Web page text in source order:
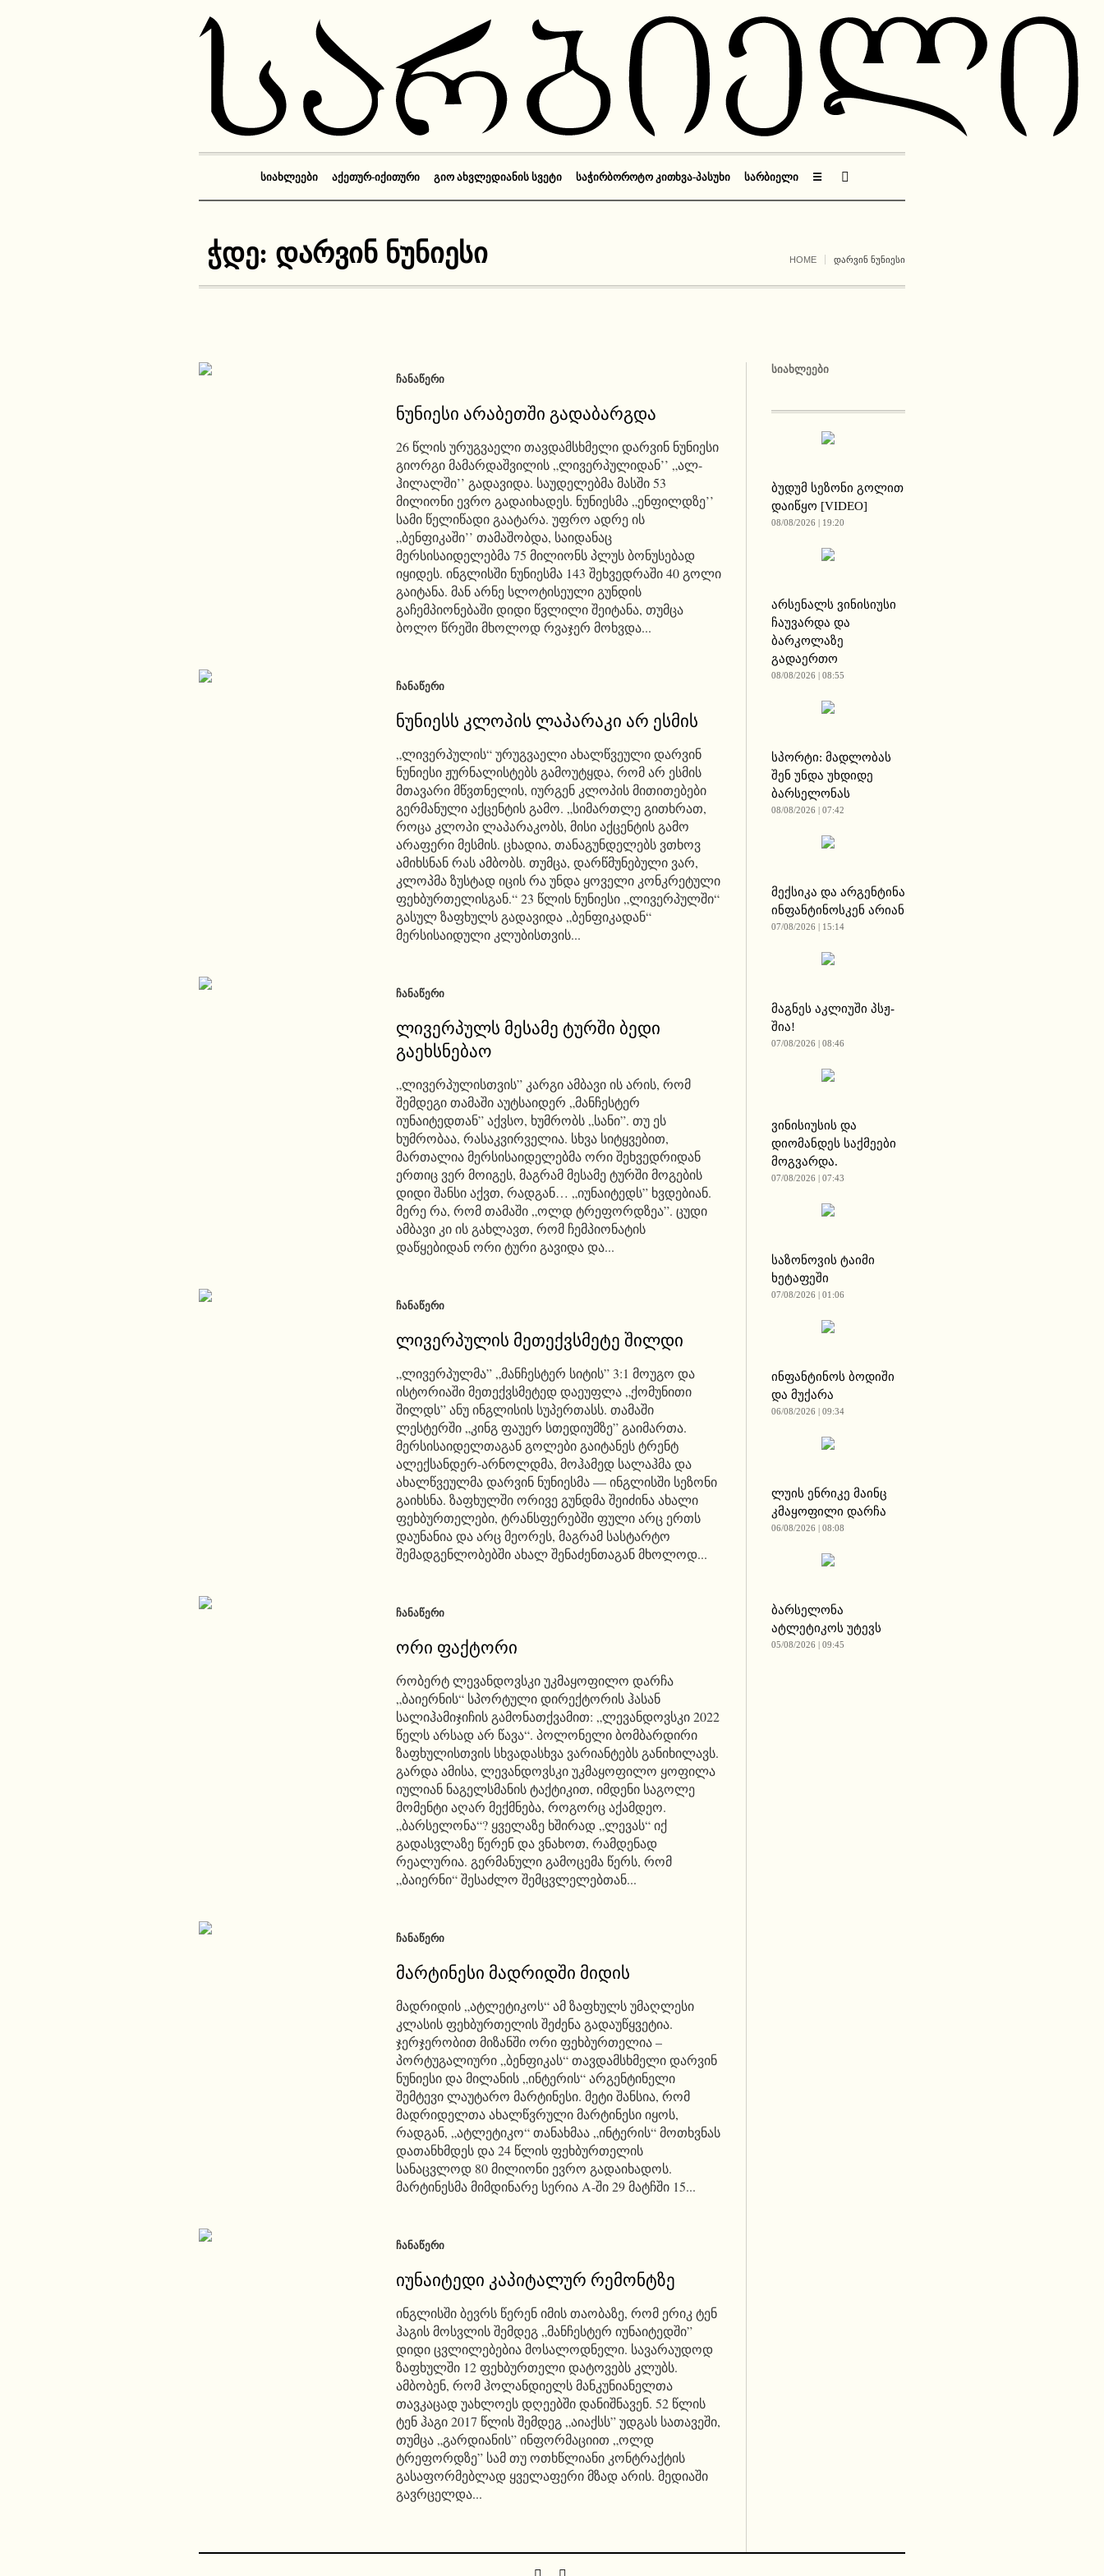
ᲡᲘᲐᲮᲚᲔᲔᲑᲘ ᲐᲥᲔᲗᲣᲠ-ᲘᲥᲘᲗᲣᲠᲘ ᲒᲘᲝ ᲐᲮᲕᲚᲔᲓᲘᲐᲜᲘᲡ ᲡᲕᲔᲢᲘ ᲡᲐᲭᲘᲠᲑᲝᲠᲝᲢᲝ ᲙᲘᲗᲮᲕᲐ-ᲞᲐᲡᲣᲮᲘ ᲡᲐᲠᲑᲘᲔᲚᲘ ☰
ჭდე: დარვინ ნუნიესი HOME ᲓᲐᲠᲕᲘᲜ ᲜᲣᲜᲘᲔᲡᲘ
ᲩᲐᲜᲐᲬᲔᲠᲘ
ნუნიესი არაბეთში გადაბარგდა
26 წლის ურუგვაელი თავდამსხმელი დარვინ ნუნიესი
გიორგი მამარდაშვილის „ლივერპულიდან’’ „ალ-
ჰილალში’’ გადავიდა. საუდელებმა მასში 53
მილიონი ევრო გადაიხადეს. ნუნიესმა „ენფილდზე’’
სამი წელიწადი გაატარა. უფრო ადრე ის
„ბენფიკაში’’ თამაშობდა, საიდანაც
მერსისაიდელებმა 75 მილიონს პლუს ბონუსებად
იყიდეს. ინგლისში ნუნიესმა 143 შეხვედრაში 40 გოლი
გაიტანა. მან არნე სლოტისეული გუნდის
გაჩემპიონებაში დიდი წვლილი შეიტანა, თუმცა
ბოლო წრეში მხოლოდ რვაჯერ მოხვდა...
ᲩᲐᲜᲐᲬᲔᲠᲘ
ნუნიესს კლოპის ლაპარაკი არ ესმის
„ლივერპულის“ ურუგვაელი ახალწვეული დარვინ
ნუნიესი ჟურნალისტებს გამოუტყდა, რომ არ ესმის
მთავარი მწვთნელის, იურგენ კლოპის მითითებები
გერმანული აქცენტის გამო. „სიმართლე გითხრათ,
როცა კლოპი ლაპარაკობს, მისი აქცენტის გამო
არაფერი მესმის. ცხადია, თანაგუნდელებს ვთხოვ
ამიხსნან რას ამბობს. თუმცა, დარწმუნებული ვარ,
კლოპმა ზუსტად იცის რა უნდა ყოველი კონკრეტული
ფეხბურთელისგან.“ 23 წლის ნუნიესი „ლივერპულში“
გასულ ზაფხულს გადავიდა „ბენფიკადან“
მერსისაიდული კლუბისთვის...
ᲩᲐᲜᲐᲬᲔᲠᲘ
ლივერპულს მესამე ტურში ბედი
გაეხსნებაო
„ლივერპულისთვის” კარგი ამბავი ის არის, რომ
შემდეგი თამაში აუტსაიდერ „მანჩესტერ
იუნაიტედთან” აქვსო, ხუმრობს „სანი”. თუ ეს
ხუმრობაა, რასაკვირველია. სხვა სიტყვებით,
მართალია მერსისაიდელებმა ორი შეხვედრიდან
ერთიც ვერ მოიგეს, მაგრამ მესამე ტურში მოგების
დიდი შანსი აქვთ, რადგან… „იუნაიტედს” ხვდებიან.
მერე რა, რომ თამაში „ოლდ ტრეფორდზეა”. ცუდი
ამბავი კი ის გახლავთ, რომ ჩემპიონატის
დაწყებიდან ორი ტური გავიდა და...
ᲩᲐᲜᲐᲬᲔᲠᲘ
ლივერპულის მეთექვსმეტე შილდი
„ლივერპულმა” „მანჩესტერ სიტის” 3:1 მოუგო და
ისტორიაში მეთექვსმეტედ დაეუფლა „ქომუნითი
შილდს” ანუ ინგლისის სუპერთასს. თამაში
ლესტერში „კინგ ფაუერ სთედიუმზე” გაიმართა.
მერსისაიდელთაგან გოლები გაიტანეს ტრენტ
ალექსანდერ-არნოლდმა, მოჰამედ სალაჰმა და
ახალწვეულმა დარვინ ნუნიესმა — ინგლისში სეზონი
გაიხსნა. ზაფხულში ორივე გუნდმა შეიძინა ახალი
ფეხბურთელები, ტრანსფერებში ფული არც ერთს
დაუნანია და არც მეორეს, მაგრამ სასტარტო
შემადგენლობებში ახალ შენაძენთაგან მხოლოდ...
ᲩᲐᲜᲐᲬᲔᲠᲘ
ორი ფაქტორი
რობერტ ლევანდოვსკი უკმაყოფილო დარჩა
„ბაიერნის“ სპორტული დირექტორის ჰასან
სალიჰამიჯიჩის გამონათქვამით: „ლევანდოვსკი 2022
წელს არსად არ წავა“. პოლონელი ბომბარდირი
ზაფხულისთვის სხვადასხვა ვარიანტებს განიხილავს.
გარდა ამისა, ლევანდოვსკი უკმაყოფილო ყოფილა
იულიან ნაგელსმანის ტაქტიკით, იმდენი საგოლე
მომენტი აღარ მექმნება, როგორც აქამდეო.
„ბარსელონა“? ყველაზე ხშირად „ლევას“ იქ
გადასვლაზე წერენ და ვნახოთ, რამდენად
რეალურია. გერმანული გამოცემა წერს, რომ
„ბაიერნი“ შესაძლო შემცვლელებთან...
ᲩᲐᲜᲐᲬᲔᲠᲘ
მარტინესი მადრიდში მიდის
მადრიდის „ატლეტიკოს“ ამ ზაფხულს უმაღლესი
კლასის ფეხბურთელის შეძენა გადაუწყვეტია.
ჯერჯერობით მიზანში ორი ფეხბურთელია –
პორტუგალიური „ბენფიკას“ თავდამსხმელი დარვინ
ნუნიესი და მილანის „ინტერის“ არგენტინელი
შემტევი ლაუტარო მარტინესი. მეტი შანსია, რომ
მადრიდელთა ახალწვრული მარტინესი იყოს,
რადგან, „ატლეტიკო“ თანახმაა „ინტერის“ მოთხვნას
დათანხმდეს და 24 წლის ფეხბურთელის
სანაცვლოდ 80 მილიონი ევრო გადაიხადოს.
მარტინესმა მიმდინარე სერია A-ში 29 მატჩში 15...
ᲩᲐᲜᲐᲬᲔᲠᲘ
იუნაიტედი კაპიტალურ რემონტზე
ინგლისში ბევრს წერენ იმის თაობაზე, რომ ერიკ ტენ
ჰაგის მოსვლის შემდეგ „მანჩესტერ იუნაიტედში”
დიდი ცვლილებებია მოსალოდნელი. სავარაუდოდ
ზაფხულში 12 ფეხბურთელი დატოვებს კლუბს.
ამბობენ, რომ ჰოლანდიელს მანკუნიანელთა
თავკაცად უახლოეს დღეებში დანიშნავენ. 52 წლის
ტენ ჰაგი 2017 წლის შემდეგ „აიაქსს” უდგას სათავეში,
თუმცა „გარდიანის” ინფორმაციით „ოლდ
ტრეფორდზე” სამ თუ ოთხწლიანი კონტრაქტის
გასაფორმებლად ყველაფერი მზად არის. მედიაში
გავრცელდა...
ᲡᲘᲐᲮᲚᲔᲔᲑᲘ
ბუდუმ სეზონი გოლით
დაიწყო [VIDEO]
08/08/2026 | 19:20
არსენალს ვინისიუსი
ჩაუვარდა და
ბარკოლაზე
გადაერთო
08/08/2026 | 08:55
სპორტი: მადლობას
შენ უნდა უხდიდე
ბარსელონას
08/08/2026 | 07:42
მექსიკა და არგენტინა
ინფანტინოსკენ არიან
07/08/2026 | 15:14
მაგნეს აკლიუში პსჟ-
შია!
07/08/2026 | 08:46
ვინისიუსის და
დიომანდეს საქმეები
მოგვარდა.
07/08/2026 | 07:43
საზონოვის ტაიმი
ხეტაფეში
07/08/2026 | 01:06
ინფანტინოს ბოდიში
და მუქარა
06/08/2026 | 09:34
ლუის ენრიკე მაინც
კმაყოფილი დარჩა
06/08/2026 | 08:08
ბარსელონა
ატლეტიკოს უტევს
05/08/2026 | 09:45